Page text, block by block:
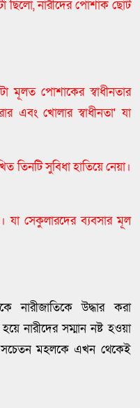
ছিলো, নারীদের পোশাক ছোট
মূলত পোশাকের স্বাধীনতার
এবং খোলার স্বাধীনতা' যা
তিনটি সুবিধা হাতিয়ে নেয়া।
যা সেকুলারদের ব্যবসার মূল
নারীজাতিকে উদ্ধার করা
নারীদের সম্মান নষ্ট হওয়া
সচেতন মহলকে এখন থেকেই